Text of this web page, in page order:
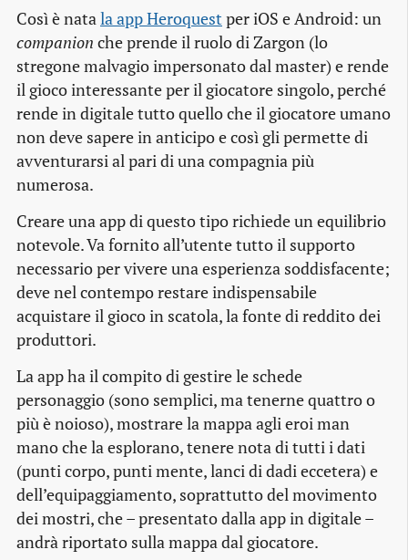
Così è nata la app Heroquest per iOS e Android: un
companion che prende il ruolo di Zargon (lo
stregone malvagio impersonato dal master) e rende
il gioco interessante per il giocatore singolo, perché
rende in digitale tutto quello che il giocatore umano
non deve sapere in anticipo e così gli permette di
avventurarsi al pari di una compagnia più
numerosa.
Creare una app di questo tipo richiede un equilibrio
notevole. Va fornito all’utente tutto il supporto
necessario per vivere una esperienza soddisfacente;
deve nel contempo restare indispensabile
acquistare il gioco in scatola, la fonte di reddito dei
produttori.
La app ha il compito di gestire le schede
personaggio (sono semplici, ma tenerne quattro o
più è noioso), mostrare la mappa agli eroi man
mano che la esplorano, tenere nota di tutti i dati
(punti corpo, punti mente, lanci di dadi eccetera) e
dell’equipaggiamento, soprattutto del movimento
dei mostri, che – presentato dalla app in digitale –
andrà riportato sulla mappa dal giocatore.